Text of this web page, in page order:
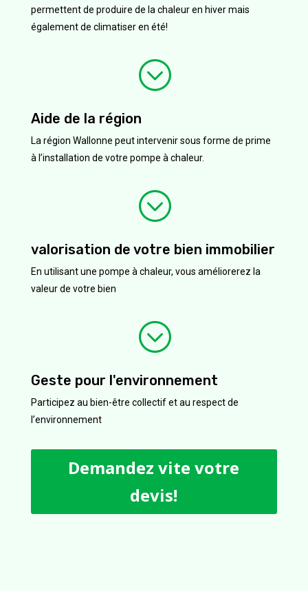
permettent de produire de la chaleur en hiver mais
également de climatiser en été!
;
Aide de la région
La région Wallonne peut intervenir sous forme de prime
à l’installation de votre pompe à chaleur.
;
valorisation de votre bien immobilier
En utilisant une pompe à chaleur, vous améliorerez la
valeur de votre bien
;
Geste pour l'environnement
Participez au bien-être collectif et au respect de
l’environnement
Demandez vite votre
devis!